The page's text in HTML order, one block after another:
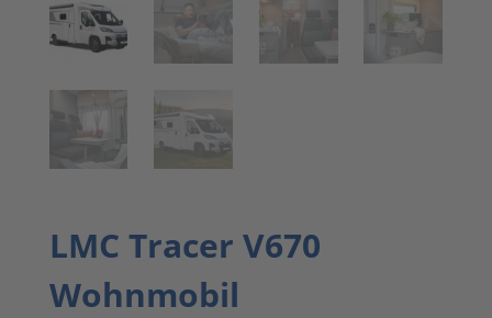
LMC Tracer V670
Wohnmobil